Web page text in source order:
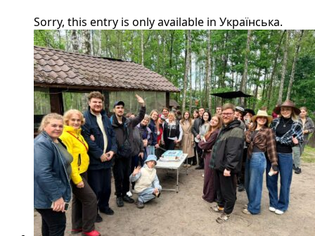
Sorry, this entry is only available in Українська.